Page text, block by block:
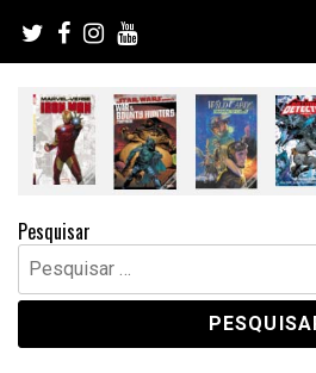
content
Pesquisar
Pesquisar
por: